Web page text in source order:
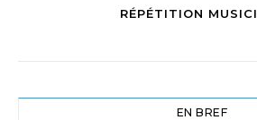
RÉPÉTITION
EN BREF